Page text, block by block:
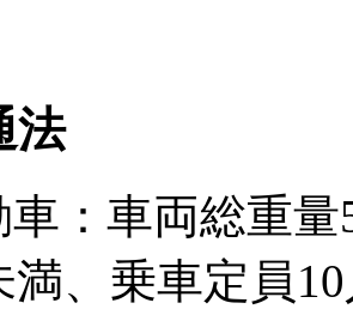
法
：車両総重
満、乗車定員